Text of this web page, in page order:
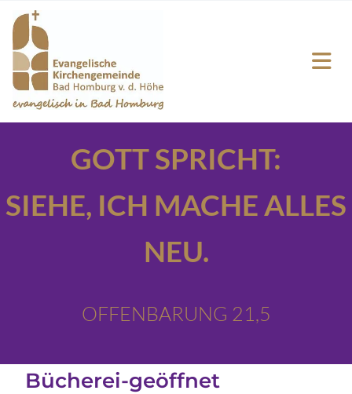
GOTT SPRICHT:
SIEHE, ICH MACHE ALLES
NEU.
OFFENBARUNG 21,5
Bücherei-geöffnet